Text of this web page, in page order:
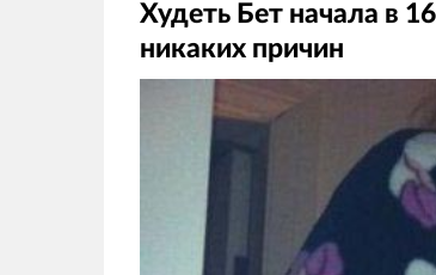
Худеть Бет начала в
никаких причин